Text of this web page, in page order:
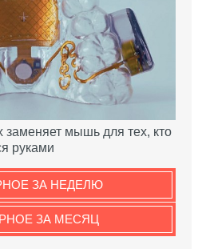
заменяет мышь для тех, кто
руками
ЗА НЕДЕЛЮ
ЗА МЕСЯЦ